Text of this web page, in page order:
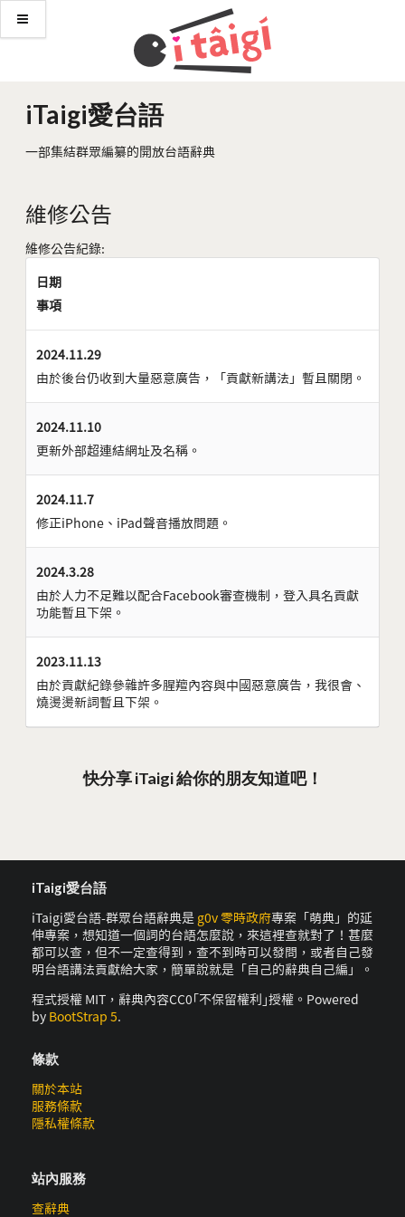
iTaigi愛台語
一部集結群眾編纂的開放台語辭典
維修公告
維修公告紀錄:
日期
事項
2024.11.29
由於後台仍收到大量惡意廣告，「貢獻新講法」暫且關閉。
2024.11.10
更新外部超連結網址及名稱。
2024.11.7
修正iPhone、iPad聲音播放問題。
2024.3.28
由於人力不足難以配合Facebook審查機制，登入具名貢獻
功能暫且下架。
2023.11.13
由於貢獻紀錄參雜許多腥羶內容與中國惡意廣告，我很會、
燒燙燙新詞暫且下架。
快分享 iTaigi 給你的朋友知道吧！
iTaigi愛台語
iTaigi愛台語-群眾台語辭典是 g0v 零時政府專案「萌典」的延
伸專案，想知道一個詞的台語怎麼說，來這裡查就對了！甚麼
都可以查，但不一定查得到，查不到時可以發問，或者自己發
明台語講法貢獻給大家，簡單說就是「自己的辭典自己編」。
程式授權 MIT，辭典內容CC0｢不保留權利｣授權。Powered
by BootStrap 5.
條款
關於本站
服務條款
隱私權條款
站內服務
查辭典